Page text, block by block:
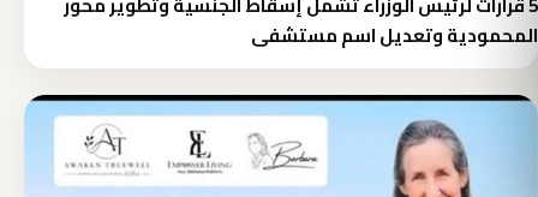
المحمودية وتعديل اسم مستشفى